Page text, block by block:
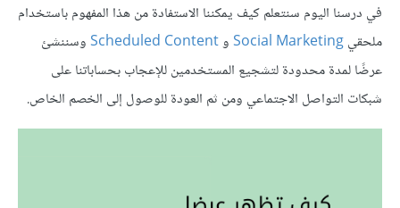
في درسنا اليوم سنتعلم كيف يمكننا الاستفادة من هذا المفهوم باستخدام
ملحقيSocial MarketingوScheduled Contentوسننشئ
عرضًا لمدة محدودة لتشجيع المستخدمين للإعجاب بحساباتنا على
شبكات التواصل الاجتماعي ومن ثم العودة للوصول إلى الخصم الخاص.